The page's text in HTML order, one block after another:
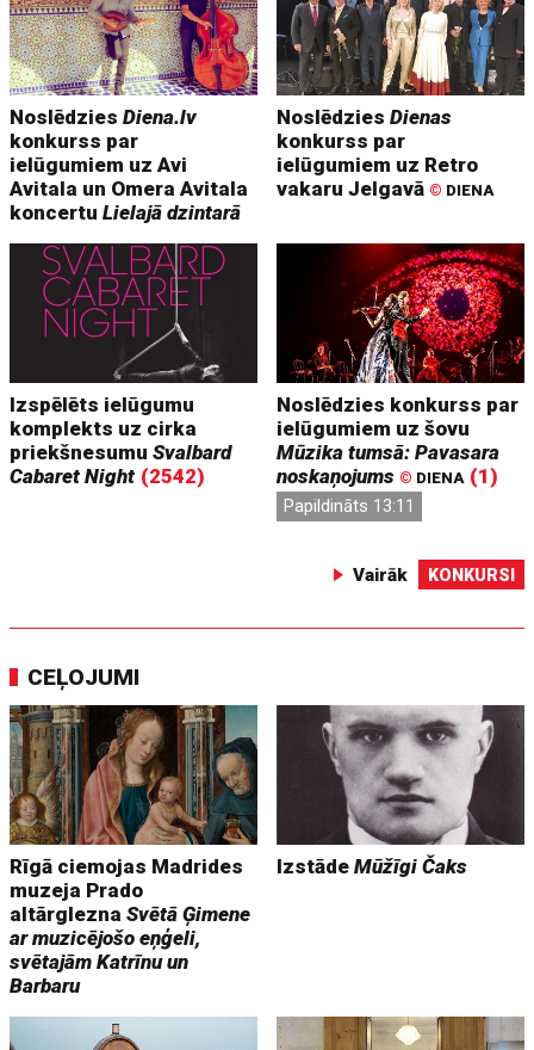
NoslēdziesDiena.lv
konkurss par
ielūgumiem uz Avi
Avitala un Omera Avitala
koncertuLielajā dzintarā
NoslēdziesDienas
konkurss par
ielūgumiem uz Retro
vakaru Jelgavā © DIENA
Izspēlēts ielūgumu
komplekts uz cirka
priekšnesumuSvalbard
Cabaret Night (2542)
Noslēdzies konkurss par
ielūgumiem uz šovu
Mūzika tumsā: Pavasara
noskaņojums © DIENA (1)
Papildināts 13:11
Vairāk KONKURSI
CEĻOJUMI
Rīgā ciemojas Madrides
muzeja Prado
altārgleznaSvētā Ģimene
ar muzicējošo eņģeli,
svētajām Katrīnu un
Barbaru
IzstādeMūžīgi Čaks